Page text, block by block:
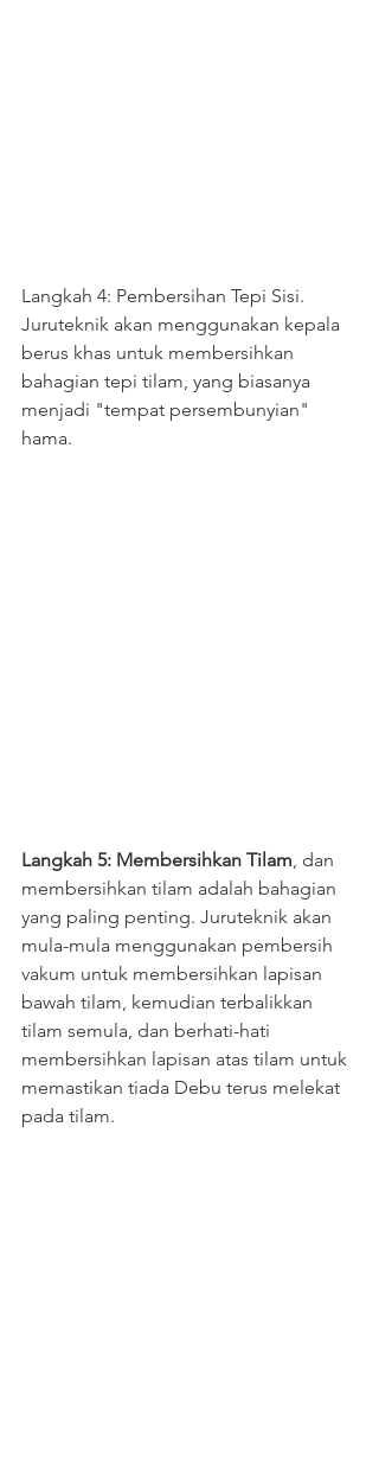
Langkah 4: Pembersihan Tepi Sisi.
Juruteknik akan menggunakan kepala
berus khas untuk membersihkan
bahagian tepi tilam, yang biasanya
menjadi "tempat persembunyian"
hama.
Langkah 5: Membersihkan Tilam, dan
membersihkan tilam adalah bahagian
yang paling penting. Juruteknik akan
mula-mula menggunakan pembersih
vakum untuk membersihkan lapisan
bawah tilam, kemudian terbalikkan
tilam semula, dan berhati-hati
membersihkan lapisan atas tilam untuk
memastikan tiada Debu terus melekat
pada tilam.